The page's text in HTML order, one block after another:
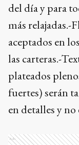
del día y para
más relajadas.-
aceptados en
las carteras.-
plateados
fuertes) serán
en detalles y no
Ads